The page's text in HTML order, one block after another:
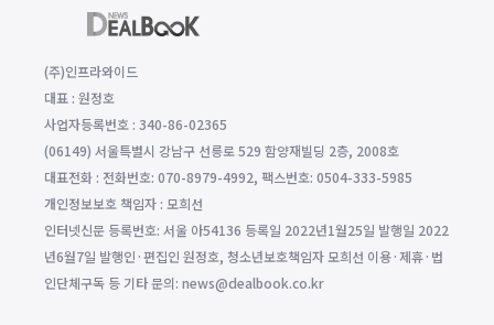
(주)인프라와이드
대표 : 원정호
사업자등록번호 : 340-86-02365
(06149) 서울특별시 강남구 선릉로 529 함양재빌딩 2층, 2008호
대표전화 : 전화번호: 070-8979-4992, 팩스번호: 0504-333-5985
개인정보보호 책임자 : 모희선
인터넷신문 등록번호: 서울 아54136 등록일 2022년1월25일 발행일 2022
년6월7일 발행인·편집인 원정호, 청소년보호책임자 모희선 이용·제휴·법
인단체구독 등 기타 문의: news@dealbook.co.kr